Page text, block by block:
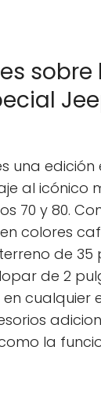
sobre
una
al icónico
70 y 80.
colores
de 35
de 2
cualquier
la